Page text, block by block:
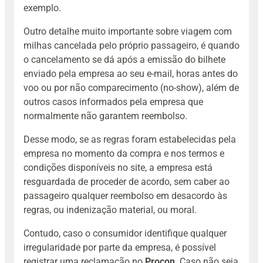
exemplo.
Outro detalhe muito importante sobre viagem com
milhas cancelada pelo próprio passageiro, é quando
o cancelamento se dá após a emissão do bilhete
enviado pela empresa ao seu e-mail, horas antes do
voo ou por não comparecimento (no-show), além de
outros casos informados pela empresa que
normalmente não garantem reembolso.
Desse modo, se as regras foram estabelecidas pela
empresa no momento da compra e nos termos e
condições disponíveis no site, a empresa está
resguardada de proceder de acordo, sem caber ao
passageiro qualquer reembolso em desacordo às
regras, ou indenização material, ou moral.
Contudo, caso o consumidor identifique qualquer
irregularidade por parte da empresa, é possível